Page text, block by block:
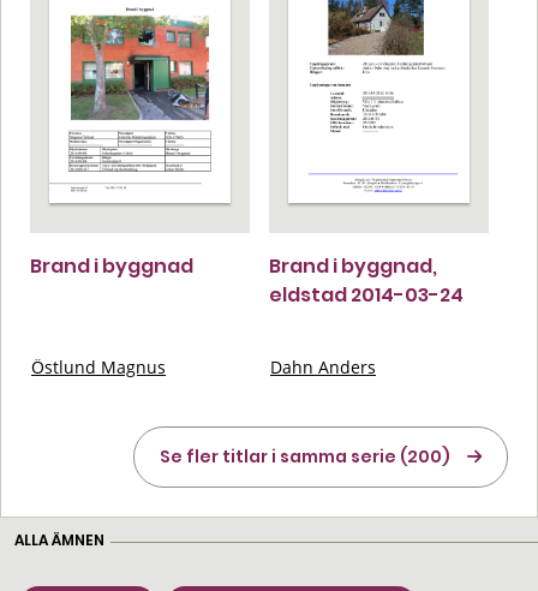
Brand i byggnad
Östlund Magnus
Brand i byggnad,
eldstad 2014-03-24
Dahn Anders
Se fler titlar i samma serie (200)
ALLA ÄMNEN